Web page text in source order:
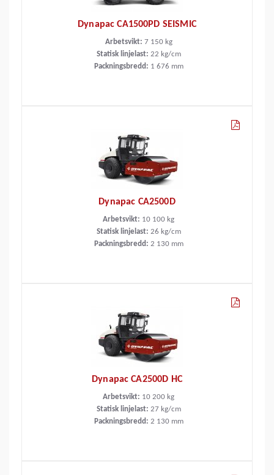
Dynapac CA1500PD SEISMIC
Arbetsvikt: 7 150 kg
Statisk linjelast: 22 kg/cm
Packningsbredd: 1 676 mm
Dynapac CA2500D
Arbetsvikt: 10 100 kg
Statisk linjelast: 26 kg/cm
Packningsbredd: 2 130 mm
Dynapac CA2500D HC
Arbetsvikt: 10 200 kg
Statisk linjelast: 27 kg/cm
Packningsbredd: 2 130 mm